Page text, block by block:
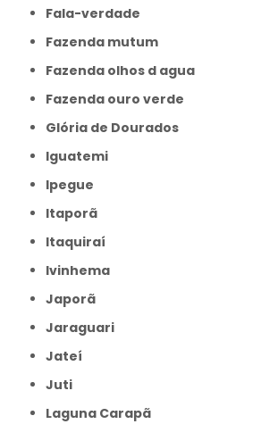
Fala-verdade
Fazenda mutum
Fazenda olhos d agua
Fazenda ouro verde
Glória de Dourados
Iguatemi
Ipegue
Itaporã
Itaquiraí
Ivinhema
Japorã
Jaraguari
Jateí
Juti
Laguna Carapã